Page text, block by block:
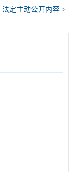
法定主动公开内容 >